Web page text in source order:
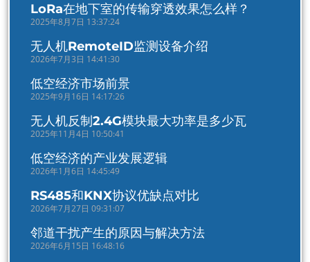
LoRa在地下室的传输穿透效果怎么样？
2025年8月7日 13:37:24
无人机RemoteID监测设备介绍
2026年7月3日 14:41:30
低空经济市场前景
2025年9月16日 14:17:26
无人机反制2.4G模块最大功率是多少瓦
2025年11月4日 10:50:41
低空经济的产业发展逻辑
2026年1月6日 14:45:49
RS485和KNX协议优缺点对比
2026年7月27日 09:31:07
邻道干扰产生的原因与解决方法
2026年6月15日 16:48:16